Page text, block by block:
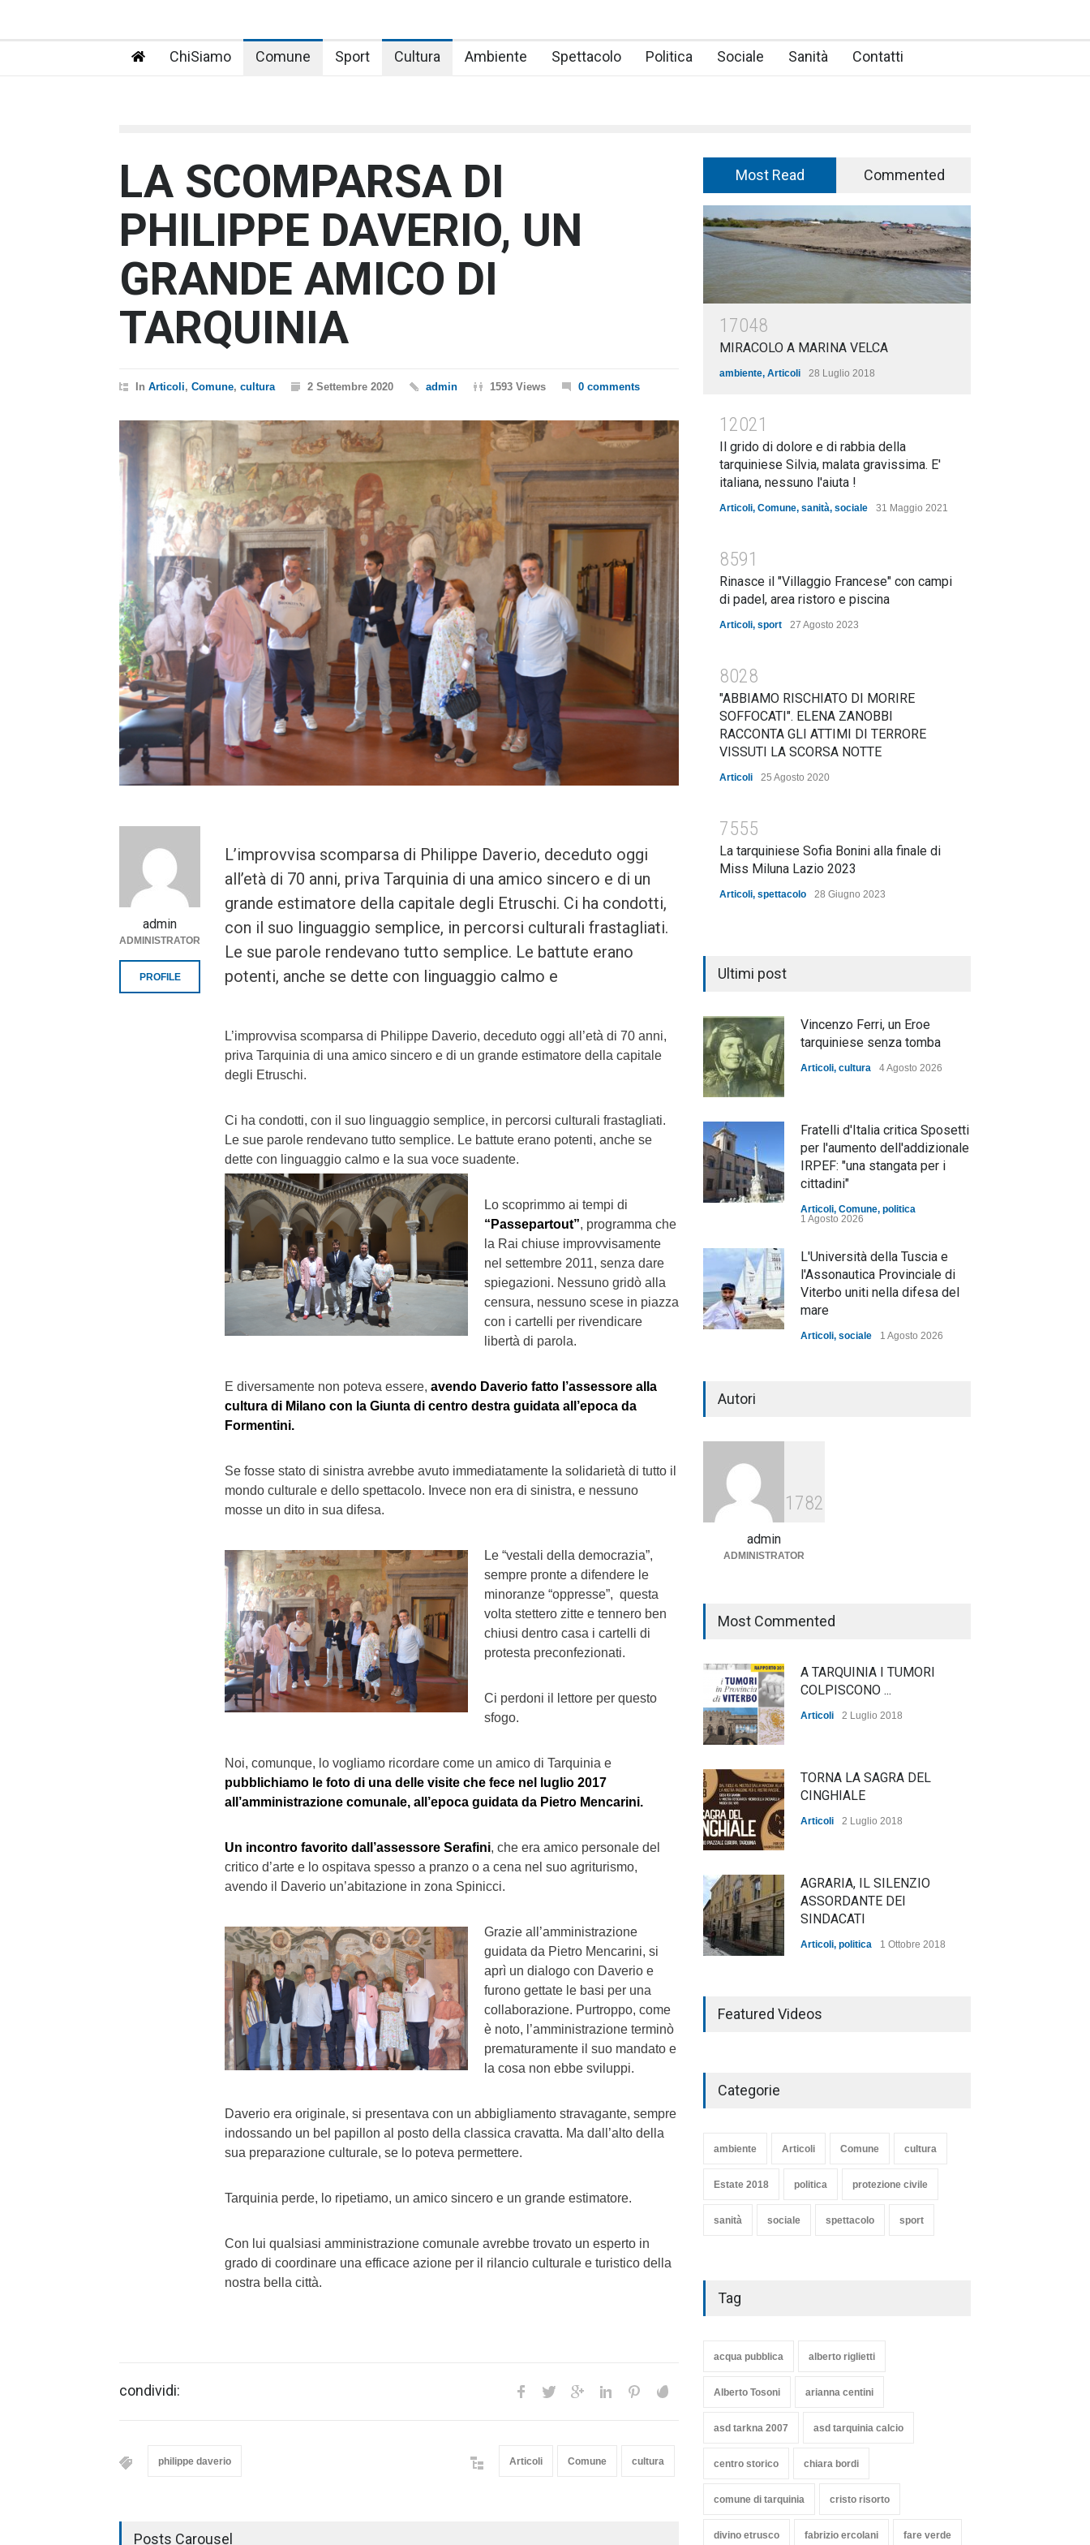
ChiSiamo Comune Sport Cultura Ambiente Spettacolo Politica Sociale Sanità Contatti
LA SCOMPARSA DI
PHILIPPE DAVERIO, UN
GRANDE AMICO DI
TARQUINIA
In Articoli, Comune, cultura 2 Settembre 2020 admin 1593 Views 0 comments
L’improvvisa scomparsa di Philippe Daverio, deceduto oggi
all’età di 70 anni, priva Tarquinia di una amico sincero e di un
grande estimatore della capitale degli Etruschi. Ci ha condotti,
con il suo linguaggio semplice, in percorsi culturali frastagliati.
Le sue parole rendevano tutto semplice. Le battute erano
potenti, anche se dette con linguaggio calmo e
L’improvvisa scomparsa di Philippe Daverio, deceduto oggi all’età di 70 anni,
priva Tarquinia di una amico sincero e di un grande estimatore della capitale
degli Etruschi.
Ci ha condotti, con il suo linguaggio semplice, in percorsi culturali frastagliati.
Le sue parole rendevano tutto semplice. Le battute erano potenti, anche se
dette con linguaggio calmo e la sua voce suadente.
Lo scoprimmo ai tempi di
“Passepartout”, programma che
la Rai chiuse improvvisamente
nel settembre 2011, senza dare
spiegazioni. Nessuno gridò alla
censura, nessuno scese in piazza
con i cartelli per rivendicare
libertà di parola.
E diversamente non poteva essere, avendo Daverio fatto l’assessore alla
cultura di Milano con la Giunta di centro destra guidata all’epoca da
Formentini.
Se fosse stato di sinistra avrebbe avuto immediatamente la solidarietà di tutto il
mondo culturale e dello spettacolo. Invece non era di sinistra, e nessuno
mosse un dito in sua difesa.
Le “vestali della democrazia”,
sempre pronte a difendere le
minoranze “oppresse”, questa
volta stettero zitte e tennero ben
chiusi dentro casa i cartelli di
protesta preconfezionati.
Ci perdoni il lettore per questo
sfogo.
Noi, comunque, lo vogliamo ricordare come un amico di Tarquinia e
pubblichiamo le foto di una delle visite che fece nel luglio 2017
all’amministrazione comunale, all’epoca guidata da Pietro Mencarini.
Un incontro favorito dall’assessore Serafini, che era amico personale del
critico d’arte e lo ospitava spesso a pranzo o a cena nel suo agriturismo,
avendo il Daverio un’abitazione in zona Spinicci.
Grazie all’amministrazione
guidata da Pietro Mencarini, si
aprì un dialogo con Daverio e
furono gettate le basi per una
collaborazione. Purtroppo, come
è noto, l’amministrazione terminò
prematuramente il suo mandato e
la cosa non ebbe sviluppi.
Daverio era originale, si presentava con un abbigliamento stravagante, sempre
indossando un bel papillon al posto della classica cravatta. Ma dall’alto della
sua preparazione culturale, se lo poteva permettere.
Tarquinia perde, lo ripetiamo, un amico sincero e un grande estimatore.
Con lui qualsiasi amministrazione comunale avrebbe trovato un esperto in
grado di coordinare una efficace azione per il rilancio culturale e turistico della
nostra bella città.
admin
ADMINISTRATOR
PROFILE
condividi:
philippe daverio Articoli Comune cultura
Posts Carousel
Most Read Commented
17048
MIRACOLO A MARINA VELCA
ambiente, Articoli 28 Luglio 2018
12021
Il grido di dolore e di rabbia della
tarquiniese Silvia, malata gravissima. E'
italiana, nessuno l'aiuta !
Articoli, Comune, sanità, sociale 31 Maggio 2021
8591
Rinasce il "Villaggio Francese" con campi
di padel, area ristoro e piscina
Articoli, sport 27 Agosto 2023
8028
"ABBIAMO RISCHIATO DI MORIRE
SOFFOCATI". ELENA ZANOBBI
RACCONTA GLI ATTIMI DI TERRORE
VISSUTI LA SCORSA NOTTE
Articoli 25 Agosto 2020
7555
La tarquiniese Sofia Bonini alla finale di
Miss Miluna Lazio 2023
Articoli, spettacolo 28 Giugno 2023
Ultimi post
Vincenzo Ferri, un Eroe
tarquiniese senza tomba
Articoli, cultura 4 Agosto 2026
Fratelli d'Italia critica Sposetti
per l'aumento dell'addizionale
IRPEF: "una stangata per i
cittadini"
Articoli, Comune, politica
1 Agosto 2026
L'Università della Tuscia e
l'Assonautica Provinciale di
Viterbo uniti nella difesa del
mare
Articoli, sociale 1 Agosto 2026
arrivano i pagamenti PAC, la
soddisfazione del Ministro
ambiente
Autori
1782
admin
ADMINISTRATOR
Most Commented
A TARQUINIA I TUMORI
COLPISCONO ...
Articoli 2 Luglio 2018
TORNA LA SAGRA DEL
CINGHIALE
Articoli 2 Luglio 2018
AGRARIA, IL SILENZIO
ASSORDANTE DEI
SINDACATI
Articoli, politica 1 Ottobre 2018
Articoli cultura 8 Maggio 2020
Featured Videos
Categorie
ambiente Articoli Comune cultura
Estate 2018 politica protezione civile
sanità sociale spettacolo sport
Tag
acqua pubblica alberto riglietti
Alberto Tosoni arianna centini
asd tarkna 2007 asd tarquinia calcio
centro storico chiara bordi
comune di tarquinia cristo risorto
divino etrusco fabrizio ercolani fare verde